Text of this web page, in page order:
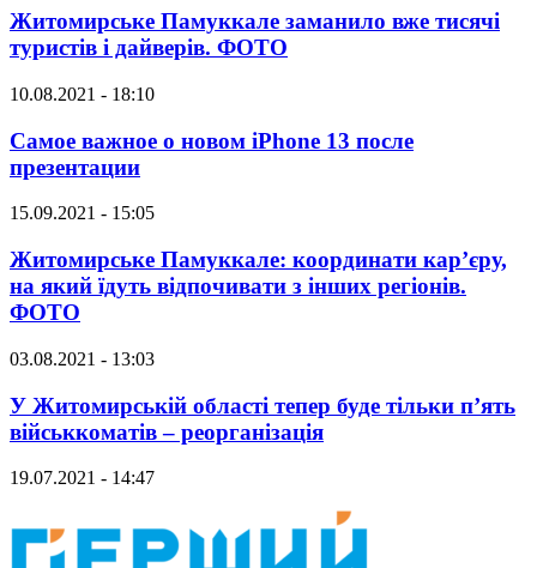
Житомирське Памуккале заманило вже тисячі
туристів і дайверів. ФОТО
10.08.2021 - 18:10
Самое важное о новом iPhone 13 после
презентации
15.09.2021 - 15:05
Житомирське Памуккале: координати кар’єру,
на який їдуть відпочивати з інших регіонів.
ФОТО
03.08.2021 - 13:03
У Житомирській області тепер буде тільки п’ять
військкоматів – реорганізація
19.07.2021 - 14:47